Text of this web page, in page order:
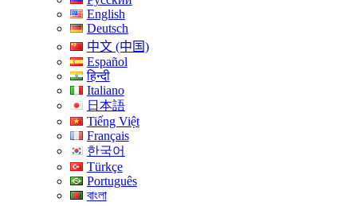
English
Deutsch
中文 (中国)
Español
हिन्दी
Italiano
日本語
Tiếng Việt
Français
한국어
Türkçe
Português
বাংলা